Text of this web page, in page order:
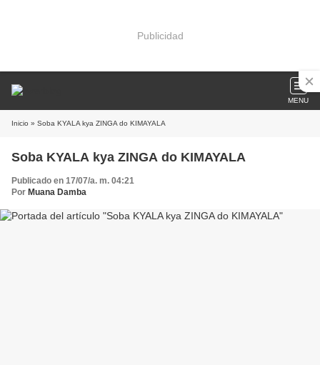
Publicidad
MENU
Inicio » Soba KYALA kya ZINGA do KIMAYALA
Soba KYALA kya ZINGA do KIMAYALA
Publicado en 17/07/a. m. 04:21
Por Muana Damba